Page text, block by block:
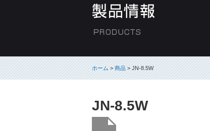
ホーム>商品> JN-8.5W
JN-8.5W